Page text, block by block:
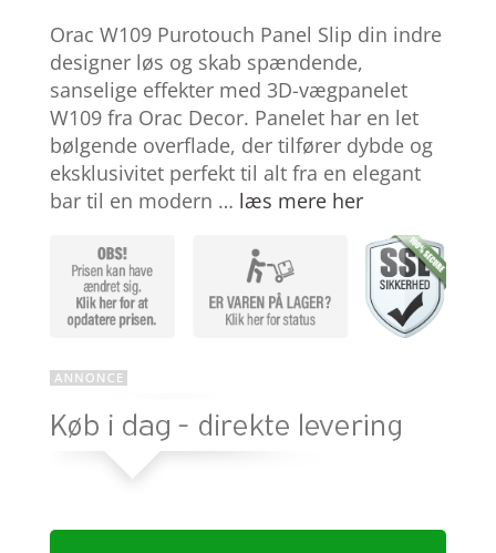
ud af 5
baseret på
kundebedø
mmelser
Orac W109 Purotouch Panel Slip din indre
designer løs og skab spændende,
sanselige effekter med 3D-vægpanelet
W109 fra Orac Decor. Panelet har en let
bølgende overflade, der tilfører dybde og
eksklusivitet perfekt til alt fra en elegant
bar til en modern … læs mere her